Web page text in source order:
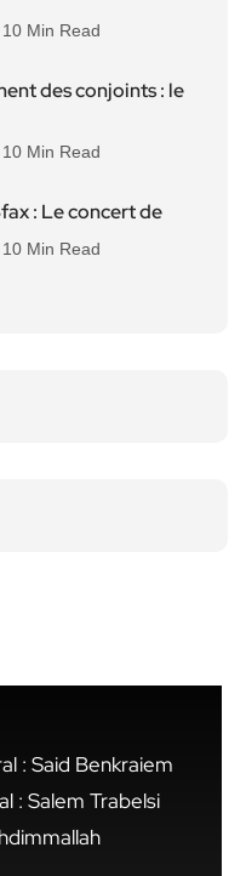
10 Min Read
des conjoints : le
10 Min Read
: Le concert de
10 Min Read
: Said Benkraiem
: Salem Trabelsi